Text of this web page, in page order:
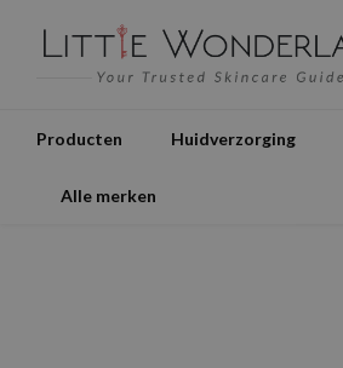
Producten Huidverzorging
Alle merken